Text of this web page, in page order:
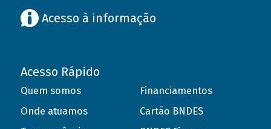
Acesso à informação
Acesso Rápido
Quem somos
Onde atuamos
Financiamentos
Cartão BNDES